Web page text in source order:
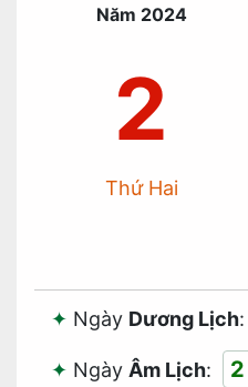
Năm 2024
2
Thứ Hai
Ngày Dương Lịch:
Ngày Âm Lịch: